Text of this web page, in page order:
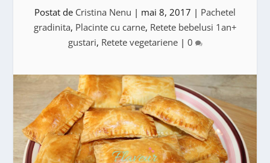
Postat de Cristina Nenu | mai 8, 2017 | Pachetel
gradinita, Placinte cu carne, Retete bebelusi 1an+
gustari, Retete vegetariene| 0